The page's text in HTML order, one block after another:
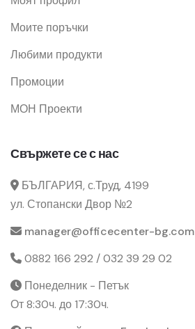
Моите поръчки
Любими продукти
Промоции
МОН Проекти
Свържете се с нас
БЪЛГАРИЯ, с.Труд, 4199
ул. Стопански Двор №2
manager@officecenter-bg.com
0882 166 292 / 032 39 29 02
Понеделник - Петък
От 8:30ч. до 17:30ч.